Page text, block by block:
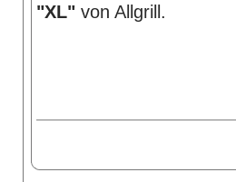
"XL" von Allgrill.